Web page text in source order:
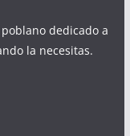
dedicado a
la necesitas.